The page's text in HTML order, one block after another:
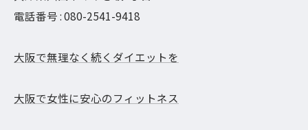
電話番号 : 080-2541-9418
大阪で無理なく続くダイエットを
大阪で女性に安心のフィットネス